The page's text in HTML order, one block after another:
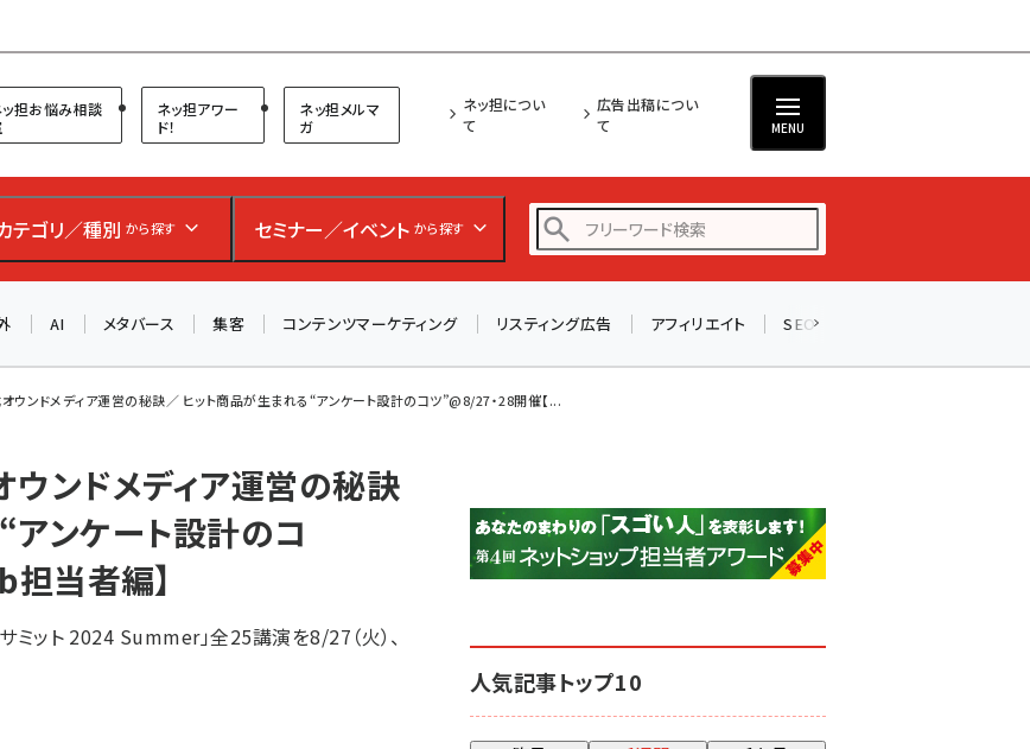
者フォーラム
ッ担お悩み相談
ネッ担アワー
ド！
ネッ担メルマ
ガ
ネッ担につい
て
広告出稿につい
て
MENU
テゴリ／種別 から探す セミナー／イベント から探す
アスクル (1119)
base (1071)
AI メタバース 集客 コンテンツマーケティング リスティング広告 アフィリエイト SEO
ウンドメディア運営の秘訣／ ヒット商品が生まれる“アンケート設計のコツ”@8/27・28開催【...
ンドメディア運営の秘訣
アンケート設計のコ
当者編】
ット 2024 Summer」全25講演を8/27（火）、
人気記事トップ10
AIが買い物を代行する時代に打つべき「次の一手」とは？
アルペン、オイシックス、元UA責任者が登壇のリアルECセ
交流会も実施します。すべての講演を無料で聴講できます！